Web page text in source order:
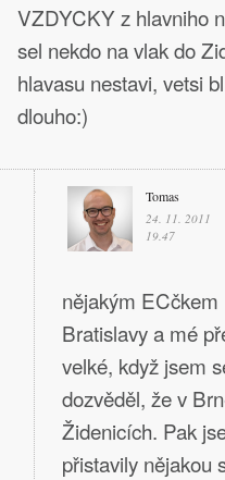
VZDYCKY z hlavniho
sel nekdo na vlak do
hlavasu nestavi, vetsi
dlouho:)
Tomas
24. 11. 2011
19.47
nějakým
Bratislavy a mé
velké, když jsem
dozvěděl, že v
Židenicích. Pak
přistavily nějakou